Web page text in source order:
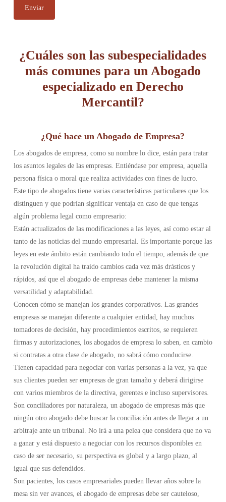
¿Cuáles son las subespecialidades
más comunes para un Abogado
especializado en Derecho
Mercantil?
¿Qué hace un Abogado de Empresa?
Los abogados de empresa, como su nombre lo dice, están para tratar
los asuntos legales de las empresas. Entiéndase por empresa, aquella
persona física o moral que realiza actividades con fines de lucro.
Este tipo de abogados tiene varias características particulares que los
distinguen y que podrían significar ventaja en caso de que tengas
algún problema legal como empresario:
Están actualizados de las modificaciones a las leyes, así como estar al
tanto de las noticias del mundo empresarial. Es importante porque las
leyes en este ámbito están cambiando todo el tiempo, además de que
la revolución digital ha traído cambios cada vez más drásticos y
rápidos, así que el abogado de empresas debe mantener la misma
versatilidad y adaptabilidad.
Conocen cómo se manejan los grandes corporativos. Las grandes
empresas se manejan diferente a cualquier entidad, hay muchos
tomadores de decisión, hay procedimientos escritos, se requieren
firmas y autorizaciones, los abogados de empresa lo saben, en cambio
si contratas a otra clase de abogado, no sabrá cómo conducirse.
Tienen capacidad para negociar con varias personas a la vez, ya que
sus clientes pueden ser empresas de gran tamaño y deberá dirigirse
con varios miembros de la directiva, gerentes e incluso supervisores.
Son conciliadores por naturaleza, un abogado de empresas más que
ningún otro abogado debe buscar la conciliación antes de llegar a un
arbitraje ante un tribunal. No irá a una pelea que considera que no va
a ganar y está dispuesto a negociar con los recursos disponibles en
caso de ser necesario, su perspectiva es global y a largo plazo, al
igual que sus defendidos.
Son pacientes, los casos empresariales pueden llevar años sobre la
mesa sin ver avances, el abogado de empresas debe ser cauteloso,